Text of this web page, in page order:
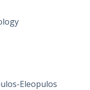
Eleopulos